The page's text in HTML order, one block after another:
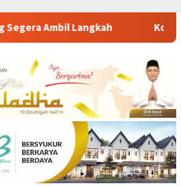
Komitmen Polsek Tigaraksa Tindak